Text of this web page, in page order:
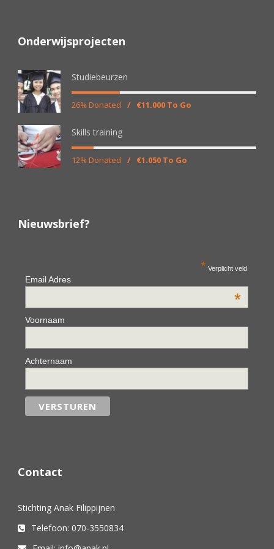
Onderwijsprojecten
Studiebeurzen
26% Donated / €11.000 To Go
Skills training
12% Donated / €1.050 To Go
Nieuwsbrief?
* Verplicht veld
Email Adres
*
Voornaam
Achternaam
Contact
Stichting Anak Filippijnen
Telefoon: 070-3550834